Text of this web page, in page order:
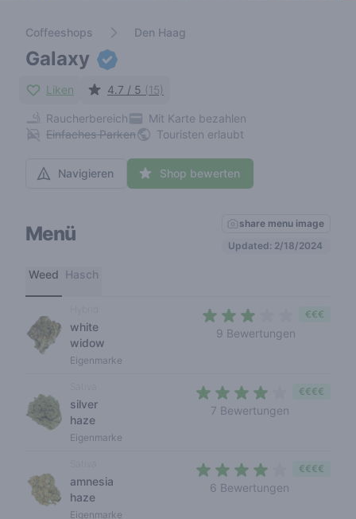
Coffeeshops Den Haag
Galaxy
Liken 4.7 / 5 (15)
Raucherbereich
Mit Karte bezahlen
Einfaches Parken
Touristen erlaubt
Navigieren Shop bewerten
Menü
share menu image
Updated: 2/18/2024
Weed Hasch
white
widow
Eigenmarke
9 Bewertungen
€€€
silver
haze
Eigenmarke
7 Bewertungen
€€€€
amnesia
haze
Eigenmarke
6 Bewertungen
€€€€